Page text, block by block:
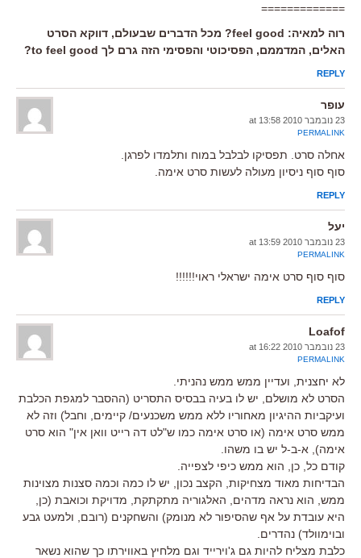
=============
רוה למאיה: feel good? מכל הדברים שבעולם, דווקא הסרט
האלים, המדממם, הפסיכוטי והפסימי הזה גרם לך to feel good?
REPLY
עופר
23 נובמבר 2010 at 13:58
PERMALINK
אחלה סרט. תפסיקו לבלבל במוח ותלמדו לפרגן.
סוף סוף ניסיון מעולה לעשות סרט אימה.
REPLY
יעל
23 נובמבר 2010 at 13:59
PERMALINK
סוף סוף סרט אימה ישראלי ראוי!!!!!!
REPLY
Loafof
23 נובמבר 2010 at 16:22
PERMALINK
לא יחצנית, ועדיין ממש ממש נהניתי.
הסרט לא מושלם, יש לו בעיה בבסיס התסריט (ההסבר למגפת הכלבת
ועיקביות ההיגיון מאחוריו ללא ממש משכנעים/ קיימים, וחבל) וזה לא
ממש סרט אימה (או סרט אימה כמו ש"לט דה רייט וואן אין" הוא סרט
אימה), א-ב-ל יש בו משהו.
קודם כל, כן, הוא ממש כיפי לצפייה.
הבדיחות מאוד מצחיקות, הקצב נכון, יש לו כמה וכמה סצנות מצוינות
ממש, הוא נראה מדהים, האלגוריה מתקתקת, מדויקת וכואבת (כן,
היא עובדת על אף שהסיפור לא מנומק) והשחקנים (רובם, ולמעט גבע
ובוימוולד) נהדרים.
כלבת מצליח להיות גם ג'וירייד וגם מלחיץ באווירתו כך שהוא נשאר